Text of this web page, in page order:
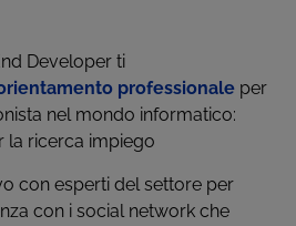
Developer ti
professionale per
nel mondo informatico:
la ricerca impiego
con esperti del settore per
con i social network che